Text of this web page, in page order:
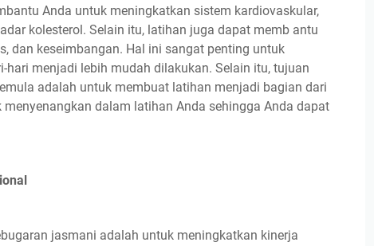
Anda untuk meningkatkan sistem kardiovaskular,
kolesterol. Selain itu, latihan juga dapat memb antu
dan keseimbangan. Hal ini sangat penting untuk
menjadi lebih mudah dilakukan. Selain itu, tujuan
adalah untuk membuat latihan menjadi bagian dari
dalam latihan Anda sehingga Anda dapat
jasmani adalah untuk meningkatkan kinerja